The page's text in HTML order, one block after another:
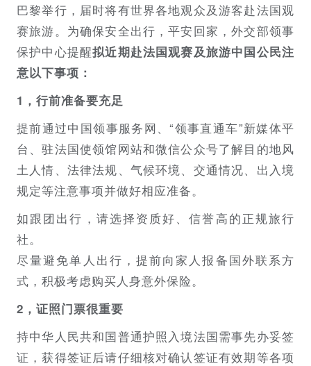
巴黎举行，届时将有世界各地观众及游客赴法国观
赛旅游。为确保安全出行，平安回家，外交部领事
保护中心提醒拟近期赴法国观赛及旅游中国公民注
意以下事项：
1，行前准备要充足
提前通过中国领事服务网、“领事直通车”新媒体平
台、驻法国使领馆网站和微信公众号了解目的地风
土人情、法律法规、气候环境、交通情况、出入境
规定等注意事项并做好相应准备。
如跟团出行，请选择资质好、信誉高的正规旅行
社。
尽量避免单人出行，提前向家人报备国外联系方
式，积极考虑购买人身意外保险。
2，证照门票很重要
持中华人民共和国普通护照入境法国需事先办妥签
证，获得签证后请仔细核对确认签证有效期等各项